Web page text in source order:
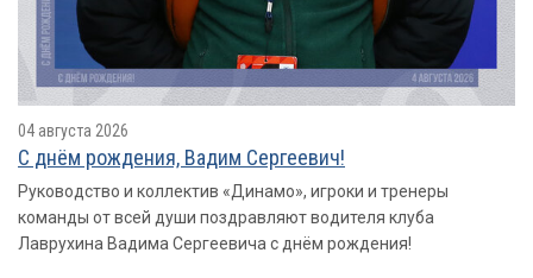
04 августа 2026
С днём рождения, Вадим Сергеевич!
Руководство и коллектив «Динамо», игроки и тренеры
команды от всей души поздравляют водителя клуба
Лаврухина Вадима Сергеевича с днём рождения!